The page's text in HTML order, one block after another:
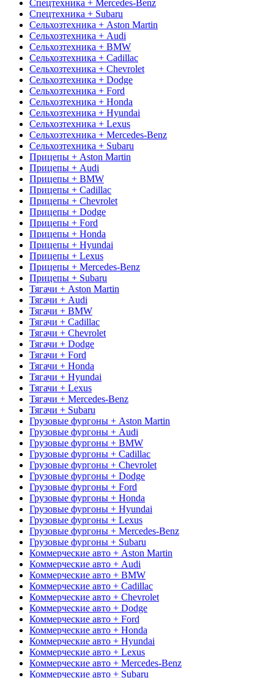
Спецтехника + Mercedes-Benz
Спецтехника + Subaru
Сельхозтехника + Aston Martin
Сельхозтехника + Audi
Сельхозтехника + BMW
Сельхозтехника + Cadillac
Сельхозтехника + Chevrolet
Сельхозтехника + Dodge
Сельхозтехника + Ford
Сельхозтехника + Honda
Сельхозтехника + Hyundai
Сельхозтехника + Lexus
Сельхозтехника + Mercedes-Benz
Сельхозтехника + Subaru
Прицепы + Aston Martin
Прицепы + Audi
Прицепы + BMW
Прицепы + Cadillac
Прицепы + Chevrolet
Прицепы + Dodge
Прицепы + Ford
Прицепы + Honda
Прицепы + Hyundai
Прицепы + Lexus
Прицепы + Mercedes-Benz
Прицепы + Subaru
Тягачи + Aston Martin
Тягачи + Audi
Тягачи + BMW
Тягачи + Cadillac
Тягачи + Chevrolet
Тягачи + Dodge
Тягачи + Ford
Тягачи + Honda
Тягачи + Hyundai
Тягачи + Lexus
Тягачи + Mercedes-Benz
Тягачи + Subaru
Грузовые фургоны + Aston Martin
Грузовые фургоны + Audi
Грузовые фургоны + BMW
Грузовые фургоны + Cadillac
Грузовые фургоны + Chevrolet
Грузовые фургоны + Dodge
Грузовые фургоны + Ford
Грузовые фургоны + Honda
Грузовые фургоны + Hyundai
Грузовые фургоны + Lexus
Грузовые фургоны + Mercedes-Benz
Грузовые фургоны + Subaru
Коммерческие авто + Aston Martin
Коммерческие авто + Audi
Коммерческие авто + BMW
Коммерческие авто + Cadillac
Коммерческие авто + Chevrolet
Коммерческие авто + Dodge
Коммерческие авто + Ford
Коммерческие авто + Honda
Коммерческие авто + Hyundai
Коммерческие авто + Lexus
Коммерческие авто + Mercedes-Benz
Коммерческие авто + Subaru